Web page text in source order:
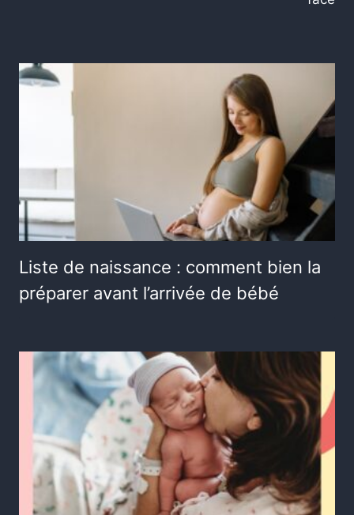
Liste de naissance : comment bien la
préparer avant l’arrivée de bébé